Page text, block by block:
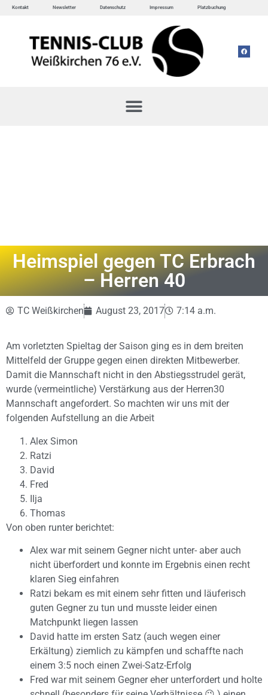
Kontakt Newsletter Datenschutz Impressum Platzbuchung
Heimspiel gegen TC Erbrach
– Herren 40
TC Weißkirchen August 23, 2017 7:14 a.m.
Am vorletzten Spieltag der Saison ging es in dem breiten
Mittelfeld der Gruppe gegen einen direkten Mitbewerber.
Damit die Mannschaft nicht in den Abstiegsstrudel gerät,
wurde (vermeintliche) Verstärkung aus der Herren30
Mannschaft angefordert. So machten wir uns mit der
folgenden Aufstellung an die Arbeit
Alex Simon
Ratzi
David
Fred
Ilja
Thomas
Von oben runter berichtet:
Alex war mit seinem Gegner nicht unter- aber auch
nicht überfordert und konnte im Ergebnis einen recht
klaren Sieg einfahren
Ratzi bekam es mit einem sehr fitten und läuferisch
guten Gegner zu tun und musste leider einen
Matchpunkt liegen lassen
David hatte im ersten Satz (auch wegen einer
Erkältung) ziemlich zu kämpfen und schaffte nach
einem 3:5 noch einen Zwei-Satz-Erfolg
Fred war mit seinem Gegner eher unterfordert und holte